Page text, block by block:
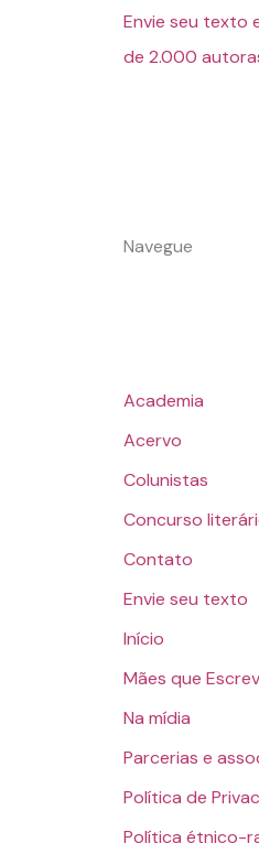
Envie seu texto
de 2.000
Navegue
Academia
Acervo
Colunistas
Concurso
Contato
Envie seu texto
Início
Mães que
Na mídia
Parcerias e
Política de
Política étnico-